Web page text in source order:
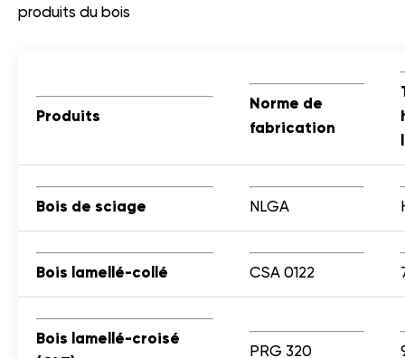
produits du bois
Produits
Norme de
fabrication
Bois de sciage NLGA
Bois lamellé-collé CSA 0122
Bois lamellé-croisé
PRG 320